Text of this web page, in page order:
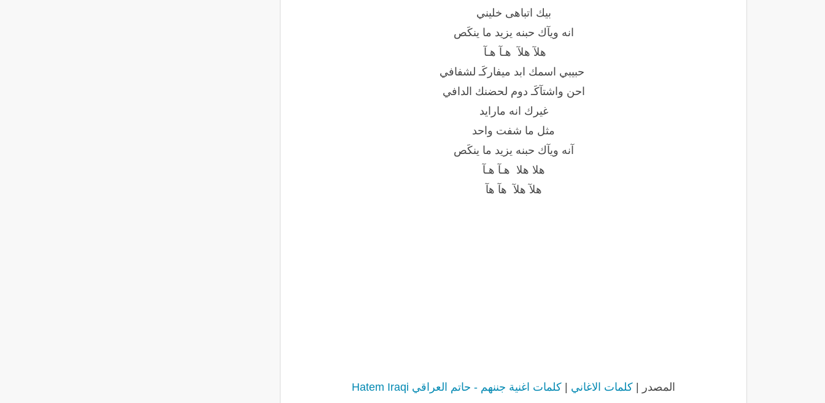
بيك اتباهى خليني
انه ويآك حبنه يزيد ما ينكَص
هلآ هلآ هـآ هـآ
حبيبي اسمك ابد ميفاركَـ لشفافي
احن واشتآكَـ دوم لحضنك الدافي
غيرك انه مارايد
مثل ما شفت واحد
آنه ويآك حبنه يزيد ما ينكَص
هلا هلا هـآ هـآ
هلآ هلآ هآ هآ
المصدر | كلمات الاغاني كلمات اغنية جننهم - حاتم العراقي Hatem Iraqi